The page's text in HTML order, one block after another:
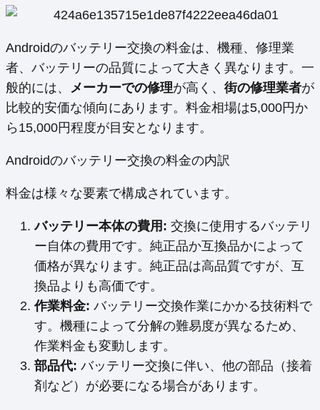
Androidのバッテリー交換の料金は、機種、修理業
者、バッテリーの品質によって大きく異なります。一
般的には、
メーカーでの修理が高く、 街の修理業者が
比較的安価な傾向にあります。料金相場は5,000円か
ら15,000円程度が目安となります。
Androidのバッテリー交換の料金の内訳
料金は様々な要素で構成されています。
バッテリー本体の費用: 交換に使用するバッテリ
ー自体の費用です。純正品か互換品かによって
価格が異なります。純正品は高品質ですが、互
換品よりも高価です。
作業料金: バッテリー交換作業にかかる技術料で
す。機種によって分解の難易度が異なるため、
作業料金も変動します。
部品代: バッテリー交換に伴い、他の部品（接着
剤など）が必要になる場合があります。